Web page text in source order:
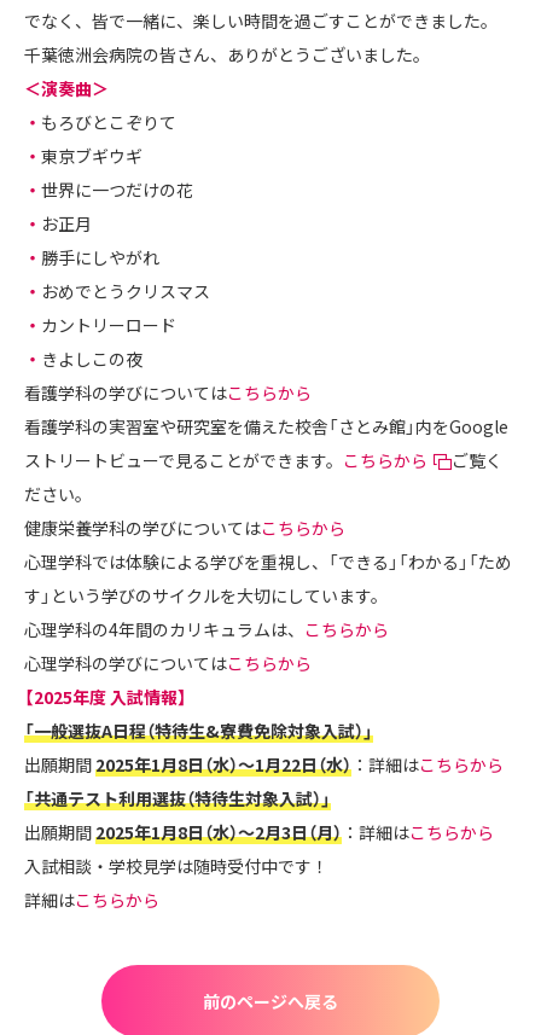
でなく、皆で一緒に、楽しい時間を過ごすことができました。
千葉徳洲会病院の皆さん、ありがとうございました。
＜演奏曲＞
・ もろびとこぞりて
・ 東京ブギウギ
・ 世界に一つだけの花
・ お正月
・ 勝手にしやがれ
・ おめでとうクリスマス
・ カントリーロード
・ きよしこの夜
看護学科の学びについてはこちらから
看護学科の実習室や研究室を備えた校舎「さとみ館」内をGoogle
ストリートビューで見ることができます。 こちらから
ご覧く
ださい。
健康栄養学科の学びについてはこちらから
心理学科では体験による学びを重視し、「できる」「わかる」「ため
す」という学びのサイクルを大切にしています。
心理学科の4年間のカリキュラムは、 こちらから
心理学科の学びについてはこちらから
【2025年度 入試情報】
「一般選抜A日程（特待生&寮費免除対象入試）」
出願期間2025年1月8日（水）～1月22日（水） ：詳細はこちらから
「共通テスト利用選抜（特待生対象入試）」
出願期間2025年1月8日（水）～2月3日（月） ：詳細はこちらから
入試相談・学校見学は随時受付中です！
詳細はこちらから
前のページへ戻る